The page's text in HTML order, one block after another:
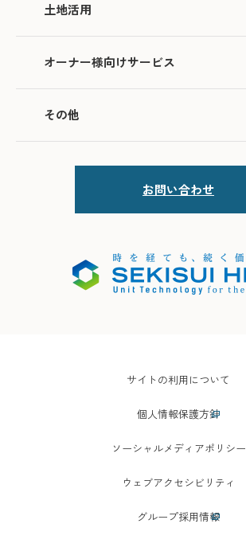
土地活用
オーナー様向けサービス
その他
お問い合わせ
サイトの利用について
個人情報保護方針
ソーシャルメディアポリシー
ウェブアクセシビリティ
グループ採用情報